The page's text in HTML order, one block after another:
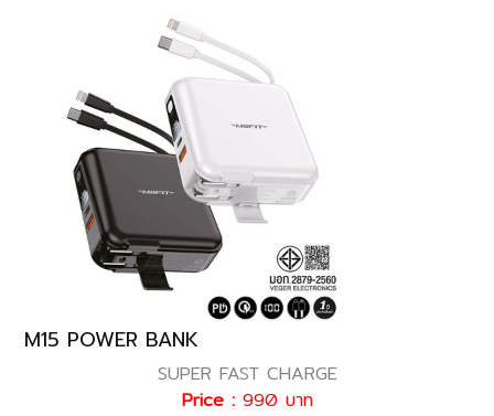
M15 POWER BANK
SUPER FAST CHARGE
Price : 990 บาท